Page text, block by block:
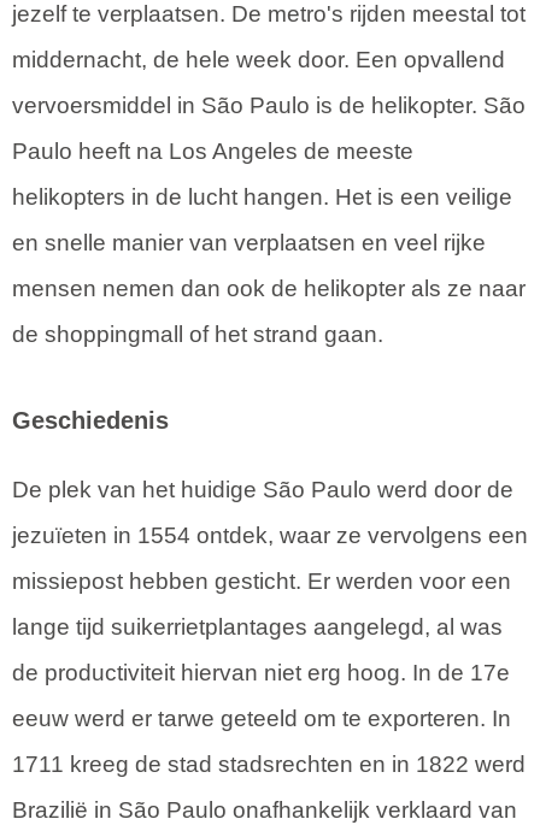
jezelf te verplaatsen. De metro's rijden meestal tot
middernacht, de hele week door. Een opvallend
vervoersmiddel in São Paulo is de helikopter. São
Paulo heeft na Los Angeles de meeste
helikopters in de lucht hangen. Het is een veilige
en snelle manier van verplaatsen en veel rijke
mensen nemen dan ook de helikopter als ze naar
de shoppingmall of het strand gaan.
Geschiedenis
De plek van het huidige São Paulo werd door de
jezuïeten in 1554 ontdek, waar ze vervolgens een
missiepost hebben gesticht. Er werden voor een
lange tijd suikerrietplantages aangelegd, al was
de productiviteit hiervan niet erg hoog. In de 17e
eeuw werd er tarwe geteeld om te exporteren. In
1711 kreeg de stad stadsrechten en in 1822 werd
Brazilië in São Paulo onafhankelijk verklaard van